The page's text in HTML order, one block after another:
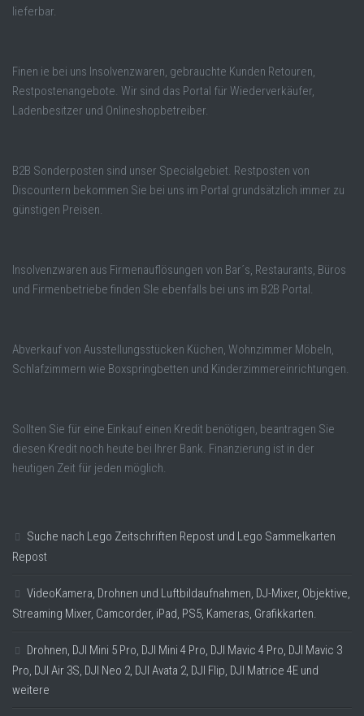
lieferbar.
Finen ie bei uns Insolvenzwaren, gebrauchte Kunden Retouren,
Restpostenangebote. Wir sind das Portal für Wiederverkäufer,
Ladenbesitzer und Onlineshopbetreiber.
B2B Sonderposten sind unser Specialgebiet. Restposten von
Discountern bekommen Sie bei uns im Portal grundsätzlich immer zu
günstigen Preisen.
Insolvenzwaren aus Firmenauflösungen von Bar´s, Restaurants, Büros
und Firmenbetriebe finden SIe ebenfalls bei uns im B2B Portal.
Abverkauf von Ausstellungsstücken Küchen, Wohnzimmer Möbeln,
Schlafzimmern wie Boxspringbetten und Kinderzimmereinrichtungen.
Sollten Sie für eine Einkauf einen Kredit benötigen, beantragen Sie
diesen Kredit noch heute bei Ihrer Bank. Finanzierung ist in der
heutigen Zeit für jeden möglich.
Suche nach Lego Zeitschriften Repost und Lego Sammelkarten
Repost
VideoKamera, Drohnen und Luftbildaufnahmen, DJ-Mixer, Objektive,
Streaming Mixer, Camcorder, iPad, PS5, Kameras, Grafikkarten.
Drohnen, DJI Mini 5 Pro, DJI Mini 4 Pro, DJI Mavic 4 Pro, DJI Mavic 3
Pro, DJI Air 3S, DJI Neo 2, DJI Avata 2, DJI Flip, DJI Matrice 4E und
weitere